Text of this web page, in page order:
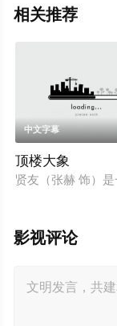
相关推荐
中文字幕
顶楼大象
贤友（张赫 饰）
影视评论